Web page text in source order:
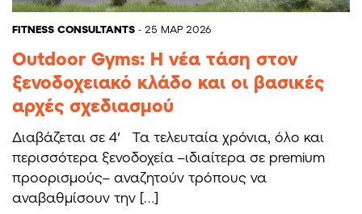
FITNESS CONSULTANTS - 25 ΜΑΡ 2026
Outdoor Gyms: Η νέα τάση στον
ξενοδοχειακό κλάδο και οι βασικές
αρχές σχεδιασμού
Διαβάζεται σε 4′ Τα τελευταία χρόνια, όλο και
περισσότερα ξενοδοχεία –ιδιαίτερα σε premium
προορισμούς– αναζητούν τρόπους να
αναβαθμίσουν την […]